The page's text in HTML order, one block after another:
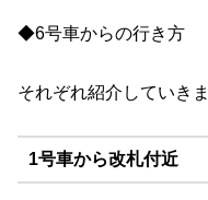
◆6号車からの行き方
それぞれ紹介していき
1号車から改札付近